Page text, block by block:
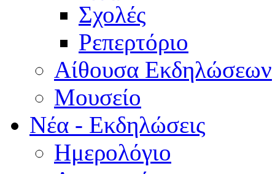
Σχολές
Ρεπερτόριο
Aίθουσα Εκδηλώσεων
Μουσείο
Νέα - Εκδηλώσεις
Ημερολόγιο